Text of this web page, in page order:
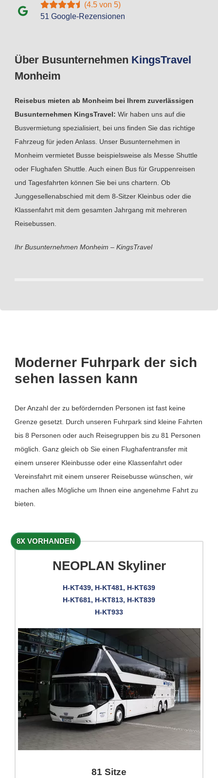
Über Busunternehmen KingsTravel
Monheim
Reisebus mieten ab Monheim bei Ihrem zuverlässigen
Busunternehmen KingsTravel: Wir haben uns auf die
Busvermietung spezialisiert, bei uns finden Sie das richtige
Fahrzeug für jeden Anlass. Unser Busunternehmen in
Monheim vermietet Busse beispielsweise als Messe Shuttle
oder Flughafen Shuttle. Auch einen Bus für Gruppenreisen
und Tagesfahrten können Sie bei uns chartern. Ob
Junggesellenabschied mit dem 8-Sitzer Kleinbus oder die
Klassenfahrt mit dem gesamten Jahrgang mit mehreren
Reisebussen.
Ihr Busunternehmen Monheim – KingsTravel
(4.5 von 5)
51 Google-Rezensionen
Moderner Fuhrpark der sich
sehen lassen kann
Der Anzahl der zu befördernden Personen ist fast keine
Grenze gesetzt. Durch unseren Fuhrpark sind kleine Fahrten
bis 8 Personen oder auch Reisegruppen bis zu 81 Personen
möglich. Ganz gleich ob Sie einen Flughafentransfer mit
einem unserer Kleinbusse oder eine Klassenfahrt oder
Vereinsfahrt mit einem unserer Reisebusse wünschen, wir
machen alles Mögliche um Ihnen eine angenehme Fahrt zu
bieten.
8X VORHANDEN
NEOPLAN Skyliner
H-KT439, H-KT481, H-KT639
H-KT681, H-KT813, H-KT839
H-KT933
81 Sitze